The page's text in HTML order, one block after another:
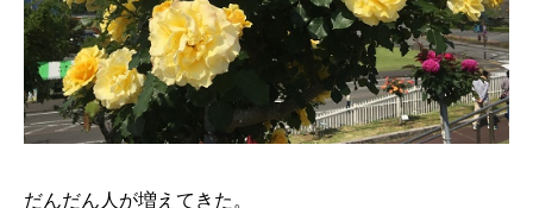
だんだん人が増えてきた。